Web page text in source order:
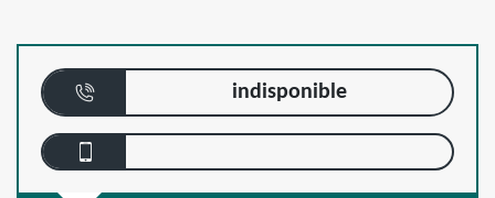
indisponible